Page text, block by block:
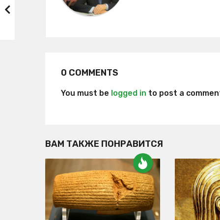
o
0 COMMENTS
You must be logged in to post a
ВАМ ТАКЖЕ ПОНРАВИТСЯ